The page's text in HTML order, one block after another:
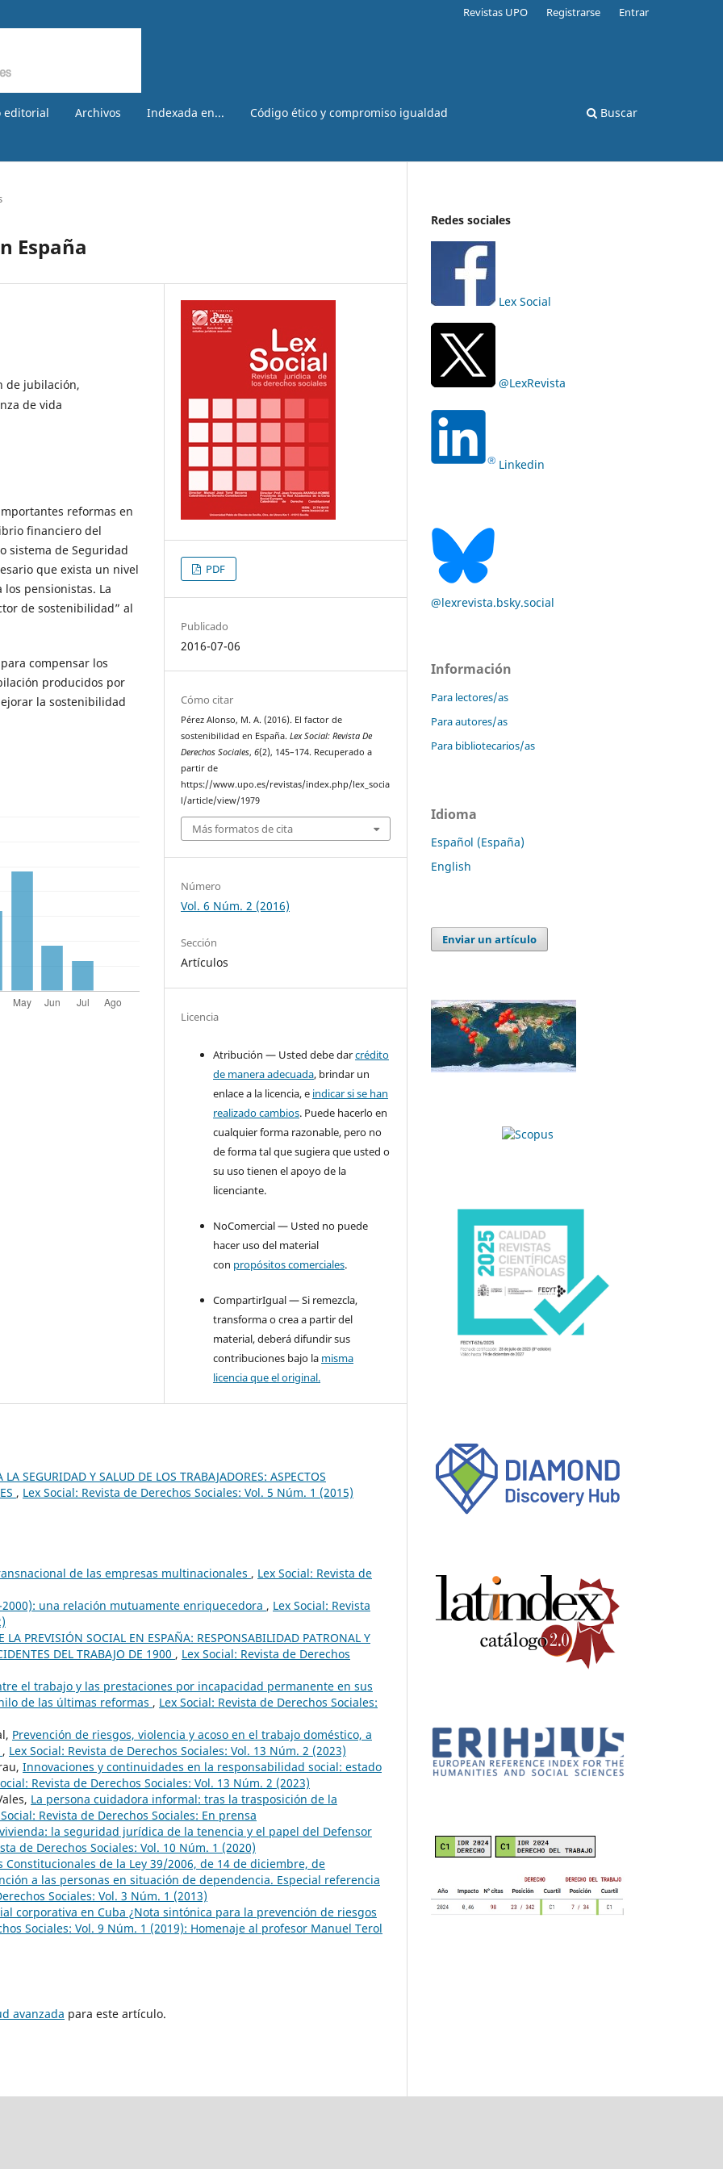
editorial Archivos Indexada en... Código ético y compromiso igualdad Buscar
Revistas UPO Registrarse Entrar
España
de jubilación,
de vida
reformas en
financiero del
sistema de Seguridad
que exista un nivel
pensionistas. La
de sostenibilidad” al
compensar los
producidos por
la sostenibilidad
PDF
Publicado
2016-07-06
Cómo citar
Pérez Alonso, M. A. (2016). El factor de
sostenibilidad en España.Lex Social: Revista De
Derechos Sociales,6(2), 145–174. Recuperado a
partir de
https://www.upo.es/revistas/index.php/lex_socia
l/article/view/1979
Más formatos de cita
Número
Vol. 6 Núm. 2 (2016)
Sección
Artículos
Licencia
Atribución — Usted debe darcrédito
de manera adecuada, brindar un
enlace a la licencia, e indicar si se han
realizado cambios. Puede hacerlo en
cualquier forma razonable, pero no
de forma tal que sugiera que usted o
su uso tienen el apoyo de la
licenciante.
NoComercial — Usted no puede
hacer uso del material
con propósitos comerciales.
CompartirIgual — Si remezcla,
transforma o crea a partir del
material, deberá difundir sus
contribuciones bajo la misma
licencia que el original.
LA SEGURIDAD Y SALUD DE LOS TRABAJADORES: ASPECTOS
, Lex Social: Revista de Derechos Sociales: Vol. 5 Núm. 1 (2015)
de las empresas multinacionales , Lex Social: Revista de
2000): una relación mutuamente enriquecedora , Lex Social: Revista
LA PREVISIÓN SOCIAL EN ESPAÑA: RESPONSABILIDAD PATRONAL Y
DEL TRABAJO DE 1900 , Lex Social: Revista de Derechos
el trabajo y las prestaciones por incapacidad permanente en sus
de las últimas reformas , Lex Social: Revista de Derechos Sociales:
Prevención de riesgos, violencia y acoso en el trabajo doméstico, a
, Lex Social: Revista de Derechos Sociales: Vol. 13 Núm. 2 (2023)
Innovaciones y continuidades en la responsabilidad social: estado
Revista de Derechos Sociales: Vol. 13 Núm. 2 (2023)
La persona cuidadora informal: tras la trasposición de la
Revista de Derechos Sociales: En prensa
la seguridad jurídica de la tenencia y el papel del Defensor
de Derechos Sociales: Vol. 10 Núm. 1 (2020)
Constitucionales de la Ley 39/2006, de 14 de diciembre, de
a las personas en situación de dependencia. Especial referencia
Sociales: Vol. 3 Núm. 1 (2013)
corporativa en Cuba ¿Nota sintónica para la prevención de riesgos
Sociales: Vol. 9 Núm. 1 (2019): Homenaje al profesor Manuel Terol
avanzada para este artículo.
Redes sociales
Lex Social
@LexRevista
Linkedin
@lexrevista.bsky.social
Información
Para lectores/as
Para autores/as
Para bibliotecarios/as
Idioma
Español (España)
English
Enviar un artículo